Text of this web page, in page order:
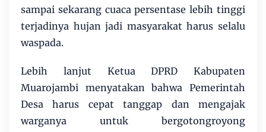
sampai sekarang cuaca persentase lebih tinggi
terjadinya hujan jadi masyarakat harus selalu
waspada.
Lebih lanjut Ketua DPRD Kabupaten
Muarojambi menyatakan bahwa Pemerintah
Desa harus cepat tanggap dan mengajak
warganya untuk bergotongroyong